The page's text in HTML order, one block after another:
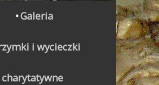
Galeria
i wycieczki